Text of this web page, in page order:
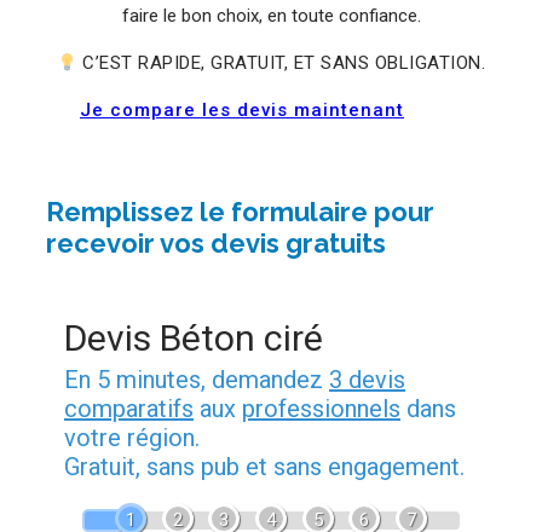
faire le bon choix, en toute confiance.
C’EST RAPIDE, GRATUIT, ET SANS OBLIGATION.
Je compare les devis maintenant
Remplissez le formulaire pour
recevoir vos devis gratuits
Devis Béton ciré
En 5 minutes, demandez 3 devis
comparatifs aux professionnels dans
votre région.
Gratuit, sans pub et sans engagement.
1 2 3 4 5 6 7